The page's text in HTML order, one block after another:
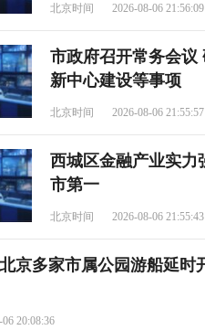
北京时间 2026-08-06 21:56:09
市政府召开常务会议
新中心建设等事项
北京时间 2026-08-06 21:55:57
西城区金融产业实力
市第一
北京时间 2026-08-06 21:55:43
京多家市属公园游船延时
20:08:36